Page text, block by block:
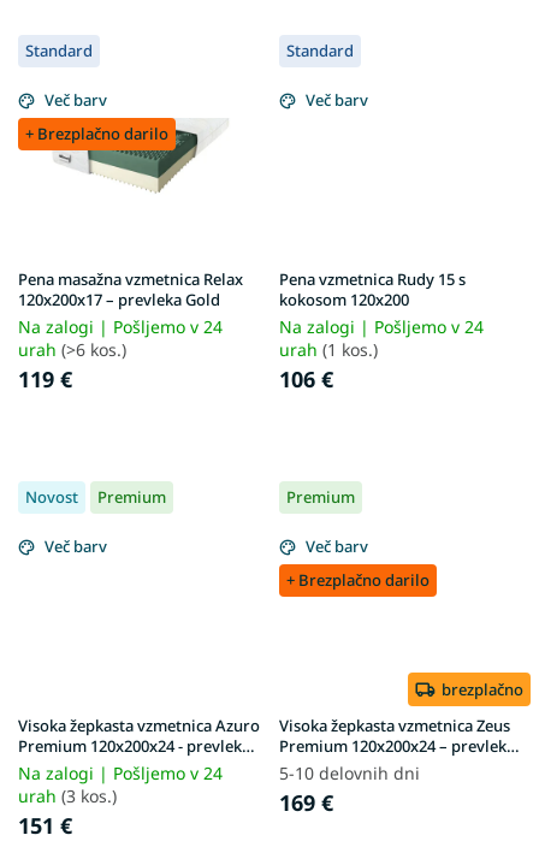
Standard
Več barv
+ Brezplačno darilo
Pena masažna vzmetnica Relax
120x200x17 – prevleka Gold
Na zalogi | Pošljemo v 24
urah (>6 kos.)
119 €
Standard
Več barv
Pena vzmetnica Rudy 15 s
kokosom 120x200
Na zalogi | Pošljemo v 24
urah (1 kos.)
106 €
Novost Premium
Več barv
Visoka žepkasta vzmetnica Azuro
Premium 120x200x24 - prevleka
Exclusive Premium
Na zalogi | Pošljemo v 24
urah (3 kos.)
151 €
Premium
Več barv
+ Brezplačno darilo
brezplačno
Visoka žepkasta vzmetnica Zeus
Premium 120x200x24 – prevleka
Aloe Vera
5-10 delovnih dni
169 €